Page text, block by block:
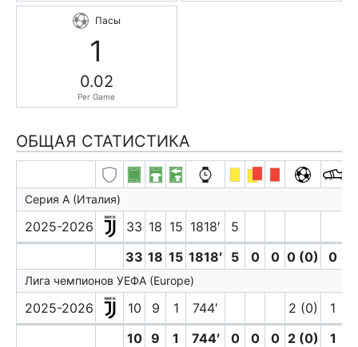
Пасы
1
0.02
Per Game
ОБЩАЯ СТАТИСТИКА
Серия А (Италия)
2025-2026 33 18 15 1818′
5
33 18 15 1818′ 5 0 0 0 (0) 0
Лига чемпионов УЕФА (Europe)
2025-2026 10 9 1 744′ 2 (0)
1
10 9 1 744′ 0 0 0 2 (0) 1